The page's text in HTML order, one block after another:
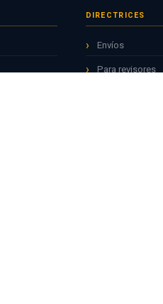
DIRECTRICES
Envíos
Para revisores